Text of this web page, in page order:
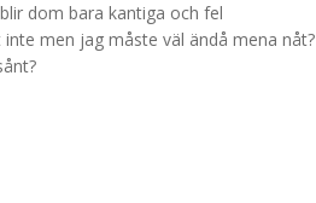
dom bara kantiga och fel
men jag måste väl ändå mena nåt?